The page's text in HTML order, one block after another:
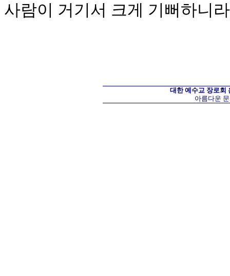
사람이 거기서 크게 기뻐하니라
대한 예수교 장로회
아름다운